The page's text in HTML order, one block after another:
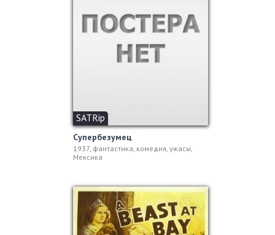
SATRip
Супербезумец
1937, фантастика, комедия, ужасы,
Мексика